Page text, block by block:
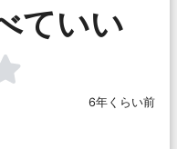
ていい
6年くらい前